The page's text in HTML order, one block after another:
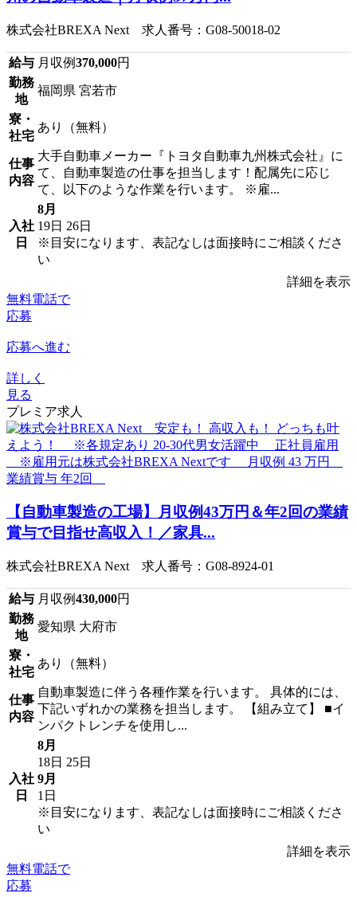
株式会社BREXA Next 求人番号：G08-50018-02
給与 月収例370,000円
勤務
地
福岡県 宮若市
寮・
社宅
あり（無料）
仕事
内容
大手自動車メーカー『トヨタ自動車九州株式会社』に
て、自動車製造の仕事を担当します！配属先に応じ
て、以下のような作業を行います。 ※雇...
入社
日
8月
19日 26日
※目安になります、表記なしは面接時にご相談くださ
い
詳細を表示
無料電話で
応募
応募へ進む
詳しく
見る
プレミア求人
【自動車製造の工場】月収例43万円＆年2回の業績
賞与で目指せ高収入！／家具...
株式会社BREXA Next 求人番号：G08-8924-01
給与 月収例430,000円
勤務
地
愛知県 大府市
寮・
社宅
あり（無料）
仕事
内容
自動車製造に伴う各種作業を行います。 具体的には、
下記いずれかの業務を担当します。 【組み立て】 ■イ
ンパクトレンチを使用し...
入社
日
8月
18日 25日
9月
1日
※目安になります、表記なしは面接時にご相談くださ
い
詳細を表示
無料電話で
応募